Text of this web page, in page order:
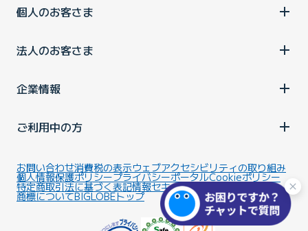
個人のお客さま
法人のお客さま
企業情報
ご利用中の方
お問い合わせ消費税の表示ウェブアクセシビリティの取り組み
個人情報保護ポリシープライバシーポータルCookieポリシー
特定商取引法に基づく表記情報セキュリティ基本方針
商標についてBIGLOBEトップ